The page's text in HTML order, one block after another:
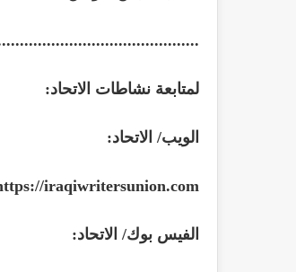
لمتابعة نشاطات الاتحاد:
الويب/ الاتحاد:
iraqiwritersunion.com
الفيس بوك/ الاتحاد: